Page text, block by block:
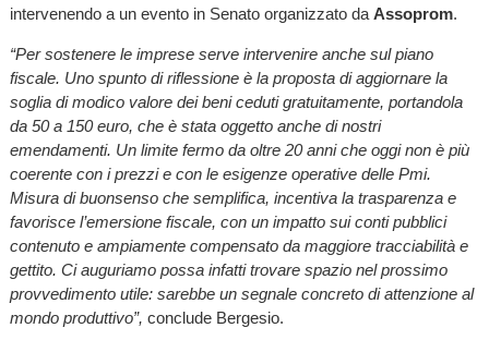
intervenendo a un evento in Senato organizzato da Assoprom.
“Per sostenere le imprese serve intervenire anche sul piano
fiscale. Uno spunto di riflessione è la proposta di aggiornare la
soglia di modico valore dei beni ceduti gratuitamente, portandola
da 50 a 150 euro, che è stata oggetto anche di nostri
emendamenti. Un limite fermo da oltre 20 anni che oggi non è più
coerente con i prezzi e con le esigenze operative delle Pmi.
Misura di buonsenso che semplifica, incentiva la trasparenza e
favorisce l’emersione fiscale, con un impatto sui conti pubblici
contenuto e ampiamente compensato da maggiore tracciabilità e
gettito. Ci auguriamo possa infatti trovare spazio nel prossimo
provvedimento utile: sarebbe un segnale concreto di attenzione al
mondo produttivo”, conclude Bergesio.